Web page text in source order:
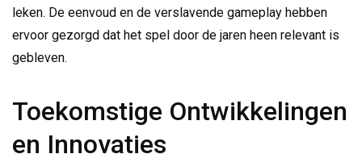
leken. De eenvoud en de verslavende gameplay hebben
ervoor gezorgd dat het spel door de jaren heen relevant is
gebleven.
Toekomstige Ontwikkelingen
en Innovaties